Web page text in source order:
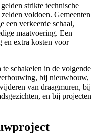
strikte technische
voldoen. Gemeenten
een verkeerde schaal,
maatvoering. Een
en extra kosten voor
schakelen in de volgende
bij nieuwbouw,
van draagmuren, bij
en bij projecten